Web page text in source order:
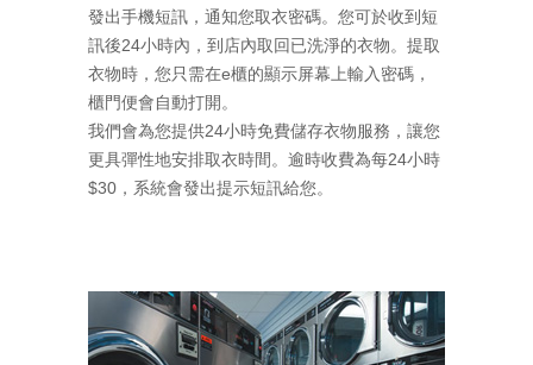
發出手機短訊，通知您取衣密碼。您可於收到短
訊後24小時內，到店內取回已洗淨的衣物。提取
衣物時，您只需在e櫃的顯示屏幕上輸入密碼，
櫃門便會自動打開。
我們會為您提供24小時免費儲存衣物服務，讓您
更具彈性地安排取衣時間。逾時收費為每24小時
$30，系統會發出提示短訊給您。